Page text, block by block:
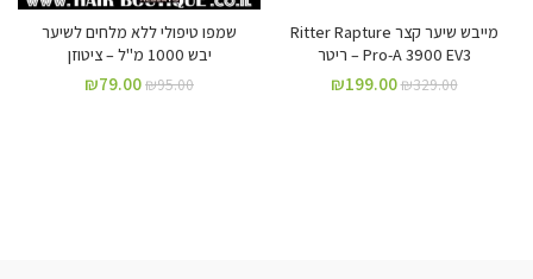
מייבש שיער קצר Ritter Rapture
Pro-A 3900 EV3 – ריטר
₪329.00
₪199.00
שמפו טיפולי ללא מלחים לשיער
יבש 1000 מ"ל – ציטוזן
₪95.00
₪79.00